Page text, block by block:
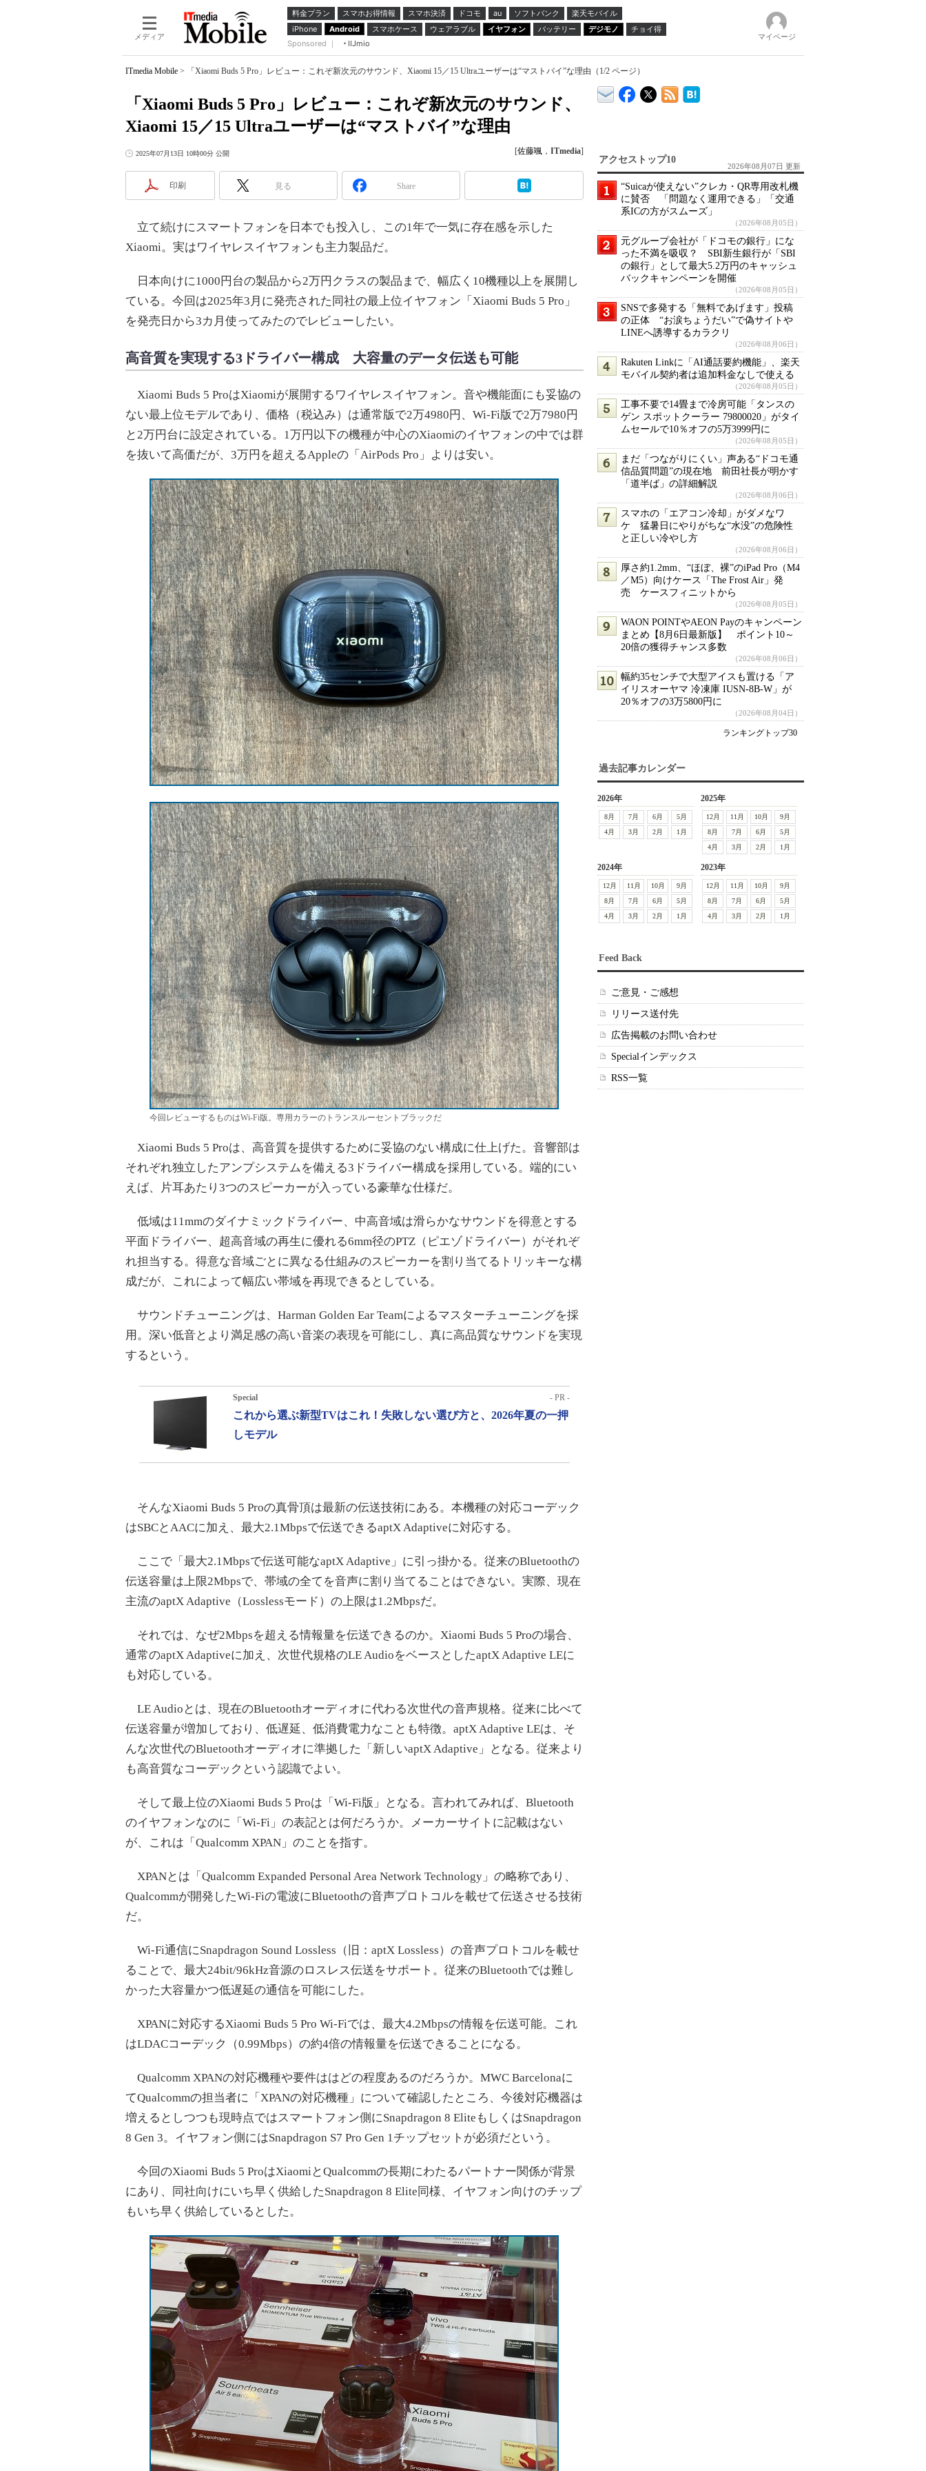
メディア
料金プラン スマホお得情報 スマホ決済 ドコモ au ソフトバンク
楽天モバイル
iPhone
Android スマホケース ウェアラブル イヤフォン バッテリー デジモノ
チョイ得
Sponsored ｜
IIJmio
マイページ
ITmedia Mobile > 「Xiaomi Buds 5 Pro」レビュー：これぞ新次元のサウンド、Xiaomi 15／15 Ultraユーザーは“マストバイ”な理由（1/2 ページ）
「Xiaomi Buds 5 Pro」レビュー：これぞ新次元のサウンド、
Xiaomi 15／15 Ultraユーザーは“マストバイ”な理由
2025年07月13日 10時00分 公開 [佐藤颯 ， ITmedia]
印刷 見る Share
立て続けにスマートフォンを日本でも投入し、この1年で一気に存在感を示した
Xiaomi。実はワイヤレスイヤフォンも主力製品だ。
日本向けに1000円台の製品から2万円クラスの製品まで、幅広く10機種以上を展開し
ている。今回は2025年3月に発売された同社の最上位イヤフォン「Xiaomi Buds 5 Pro」
を発売日から3カ月使ってみたのでレビューしたい。
高音質を実現する3ドライバー構成 大容量のデータ伝送も可能
Xiaomi Buds 5 ProはXiaomiが展開するワイヤレスイヤフォン。音や機能面にも妥協の
ない最上位モデルであり、価格（税込み）は通常版で2万4980円、Wi-Fi版で2万7980円
と2万円台に設定されている。1万円以下の機種が中心のXiaomiのイヤフォンの中では群
を抜いて高価だが、3万円を超えるAppleの「AirPods Pro」よりは安い。
今回レビューするものはWi-Fi版。専用カラーのトランスルーセントブラックだ
Xiaomi Buds 5 Proは、高音質を提供するために妥協のない構成に仕上げた。音響部は
それぞれ独立したアンプシステムを備える3ドライバー構成を採用している。端的にい
えば、片耳あたり3つのスピーカーが入っている豪華な仕様だ。
低域は11mmのダイナミックドライバー、中高音域は滑らかなサウンドを得意とする
平面ドライバー、超高音域の再生に優れる6mm径のPTZ（ピエゾドライバー）がそれぞ
れ担当する。得意な音域ごとに異なる仕組みのスピーカーを割り当てるトリッキーな構
成だが、これによって幅広い帯域を再現できるとしている。
サウンドチューニングは、Harman Golden Ear Teamによるマスターチューニングを採
用。深い低音とより満足感の高い音楽の表現を可能にし、真に高品質なサウンドを実現
するという。
Special - PR -
これから選ぶ新型TVはこれ！失敗しない選び方と、2026年夏の一押
しモデル
そんなXiaomi Buds 5 Proの真骨頂は最新の伝送技術にある。本機種の対応コーデック
はSBCとAACに加え、最大2.1Mbpsで伝送できるaptX Adaptiveに対応する。
ここで「最大2.1Mbpsで伝送可能なaptX Adaptive」に引っ掛かる。従来のBluetoothの
伝送容量は上限2Mbpsで、帯域の全てを音声に割り当てることはできない。実際、現在
主流のaptX Adaptive（Losslessモード）の上限は1.2Mbpsだ。
それでは、なぜ2Mbpsを超える情報量を伝送できるのか。Xiaomi Buds 5 Proの場合、
通常のaptX Adaptiveに加え、次世代規格のLE AudioをベースとしたaptX Adaptive LEに
も対応している。
LE Audioとは、現在のBluetoothオーディオに代わる次世代の音声規格。従来に比べて
伝送容量が増加しており、低遅延、低消費電力なことも特徴。aptX Adaptive LEは、そ
んな次世代のBluetoothオーディオに準拠した「新しいaptX Adaptive」となる。従来より
も高音質なコーデックという認識でよい。
そして最上位のXiaomi Buds 5 Proは「Wi-Fi版」となる。言われてみれば、Bluetooth
のイヤフォンなのに「Wi-Fi」の表記とは何だろうか。メーカーサイトに記載はない
が、これは「Qualcomm XPAN」のことを指す。
XPANとは「Qualcomm Expanded Personal Area Network Technology」の略称であり、
Qualcommが開発したWi-Fiの電波にBluetoothの音声プロトコルを載せて伝送させる技術
だ。
Wi-Fi通信にSnapdragon Sound Lossless（旧：aptX Lossless）の音声プロトコルを載せ
ることで、最大24bit/96kHz音源のロスレス伝送をサポート。従来のBluetoothでは難し
かった大容量かつ低遅延の通信を可能にした。
XPANに対応するXiaomi Buds 5 Pro Wi-Fiでは、最大4.2Mbpsの情報を伝送可能。これ
はLDACコーデック（0.99Mbps）の約4倍の情報量を伝送できることになる。
Qualcomm XPANの対応機種や要件ははどの程度あるのだろうか。MWC Barcelonaに
てQualcommの担当者に「XPANの対応機種」について確認したところ、今後対応機器は
増えるとしつつも現時点ではスマートフォン側にSnapdragon 8 EliteもしくはSnapdragon
8 Gen 3。イヤフォン側にはSnapdragon S7 Pro Gen 1チップセットが必須だという。
今回のXiaomi Buds 5 ProはXiaomiとQualcommの長期にわたるパートナー関係が背景
にあり、同社向けにいち早く供給したSnapdragon 8 Elite同様、イヤフォン向けのチップ
もいち早く供給しているとした。
アクセストップ10
2026年08月07日 更新
“Suicaが使えない”クレカ・QR専用改札機
に賛否 「問題なく運用できる」「交通
系ICの方がスムーズ」
（2026年08月05日）
元グループ会社が「ドコモの銀行」にな
った不満を吸収？ SBI新生銀行が「SBI
の銀行」として最大5.2万円のキャッシュ
バックキャンペーンを開催
（2026年08月05日）
SNSで多発する「無料であげます」投稿
の正体 “お涙ちょうだい”で偽サイトや
LINEへ誘導するカラクリ
（2026年08月06日）
Rakuten Linkに「AI通話要約機能」、楽天
モバイル契約者は追加料金なしで使える
（2026年08月05日）
工事不要で14畳まで冷房可能「タンスの
ゲン スポットクーラー 79800020」がタイ
ムセールで10％オフの5万3999円に
（2026年08月05日）
まだ「つながりにくい」声ある“ドコモ通
信品質問題”の現在地 前田社長が明かす
「道半ば」の詳細解説
（2026年08月06日）
スマホの「エアコン冷却」がダメなワ
ケ 猛暑日にやりがちな“水没”の危険性
と正しい冷やし方
（2026年08月06日）
厚さ約1.2mm、“ほぼ、裸”のiPad Pro（M4
／M5）向けケース「The Frost Air」発
売 ケースフィニットから
（2026年08月05日）
WAON POINTやAEON Payのキャンペーン
まとめ【8月6日最新版】 ポイント10～
20倍の獲得チャンス多数
（2026年08月06日）
幅約35センチで大型アイスも置ける「ア
イリスオーヤマ 冷凍庫 IUSN-8B-W」が
20％オフの3万5800円に
（2026年08月04日）
ランキングトップ30
過去記事カレンダー
2026年
8月 7月 6月
5月
4月
3月 2月 1月
2025年
12月 11月 10月
9月
8月
7月 6月
5月
4月
3月 2月 1月
2024年
12月 11月 10月
9月
8月
7月 6月
5月
4月
3月 2月 1月
2023年
12月 11月 10月
9月
8月
7月 6月
5月
4月
3月 2月 1月
Feed Back
ご意見・ご感想
リリース送付先
広告掲載のお問い合わせ
Specialインデックス
RSS一覧